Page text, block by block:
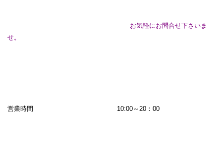
お気軽にお問合せ下さいま
せ。
営業時間 10:00～20：00